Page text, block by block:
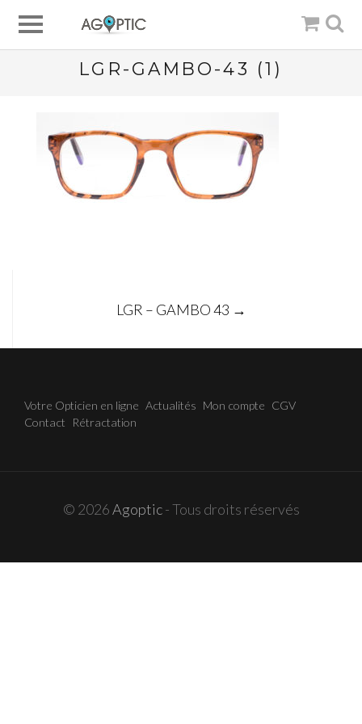
LGR-GAMBO-43 (1)
LGR – GAMBO 43 →
Votre Opticien en ligne Actualités Mon compte CGV
Contact
Rétractation
© 2026Agoptic- Tous droits réservés